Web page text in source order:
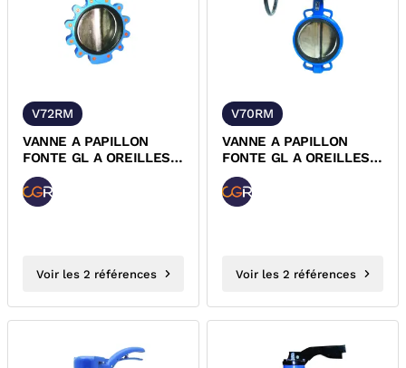
V72RM
VANNE A PAPILLON
FONTE GL A OREILLES
TARAUDEES ET
DEMULTIPLICATEUR...
Voir les 2 références
V70RM
VANNE A PAPILLON
FONTE GL A OREILLES
DE CENTRAGE ET
DEMULTIPLICATEUR...
Voir les 2 références